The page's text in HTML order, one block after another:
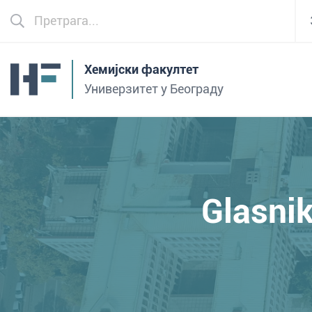
Хемијски факултет
Универзитет у Београду